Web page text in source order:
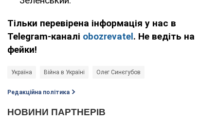
Тільки перевірена інформація у нас в
Telegram-каналі obozrevatel. Не ведіть на
фейки!
Україна Війна в Україні Олег Синєгубов
Редакційна політика